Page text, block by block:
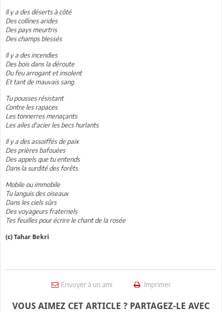
Il y a des déserts à côté
Des collines arides
Des pays meurtris
Des champs blessés
Il y a des incendies
Des bois dans la déroute
Du feu arrogant et insolent
Et tant de mauvais sang
Tu pousses résistant
Contre les rapaces
Les tonnerres menaçants
Les ailes d'acier les becs hurlants
Il y a des assoiffés de paix
Des prières bafouées
Des appels que tu entends
Dans la surdité des forêts
Mobile ou immobile
Tu languis des oiseaux
Dans les ciels sûrs
Des voyageurs fraternels
Tes feuilles pour écrire le chant de la rosée
(c) Tahar Bekri
Envoyer à un ami Imprimer
VOUS AIMEZ CET ARTICLE ? PARTAGEZ-LE AVEC